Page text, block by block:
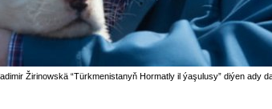
Žirinowskä “Türkmenistanyň Hormatly il ýaşulusy” diýen ady